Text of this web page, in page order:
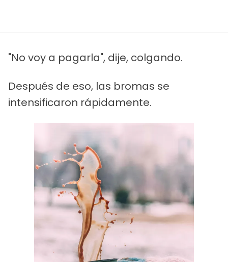
"No voy a pagarla", dije, colgando.
Después de eso, las bromas se
intensificaron rápidamente.